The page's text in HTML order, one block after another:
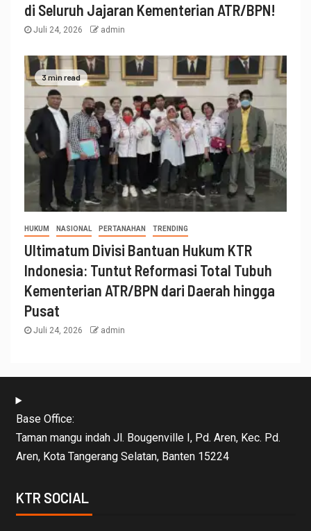
di Seluruh Jajaran Kementerian ATR/BPN!
Juli 24, 2026 admin
3 min read
HUKUM NASIONAL PERTANAHAN TRENDING
Ultimatum Divisi Bantuan Hukum KTR
Indonesia: Tuntut Reformasi Total Tubuh
Kementerian ATR/BPN dari Daerah hingga
Pusat
Juli 24, 2026 admin
Base Office:
Taman mangu indah Jl. Bougenville I, Pd. Aren, Kec. Pd.
Aren, Kota Tangerang Selatan, Banten 15224
KTR SOCIAL